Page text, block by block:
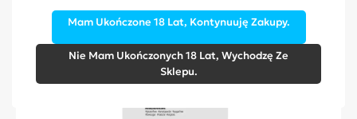
Mam Ukończone 18 Lat, Kontynuuję Zakupy.
Nie Mam Ukończonych 18 Lat, Wychodzę Ze
Sklepu.